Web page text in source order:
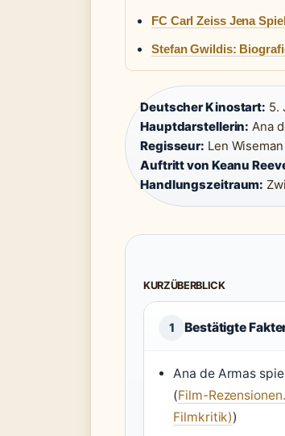
FC Carl Zeiss Jena
Stefan Gwildis:
Deutscher Kinostart: 5.
Hauptdarstellerin: Ana
Regisseur: Len Wiseman
Auftritt von Keanu
Handlungszeitraum:
KURZÜBERBLICK
1 Bestätigte
Ana de Armas
(Film-
Filmkritik))